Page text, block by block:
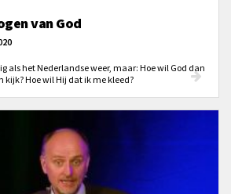
van God
als het Nederlandse weer, maar: Hoe wil God dan
Hoe wil Hij dat ik me kleed?